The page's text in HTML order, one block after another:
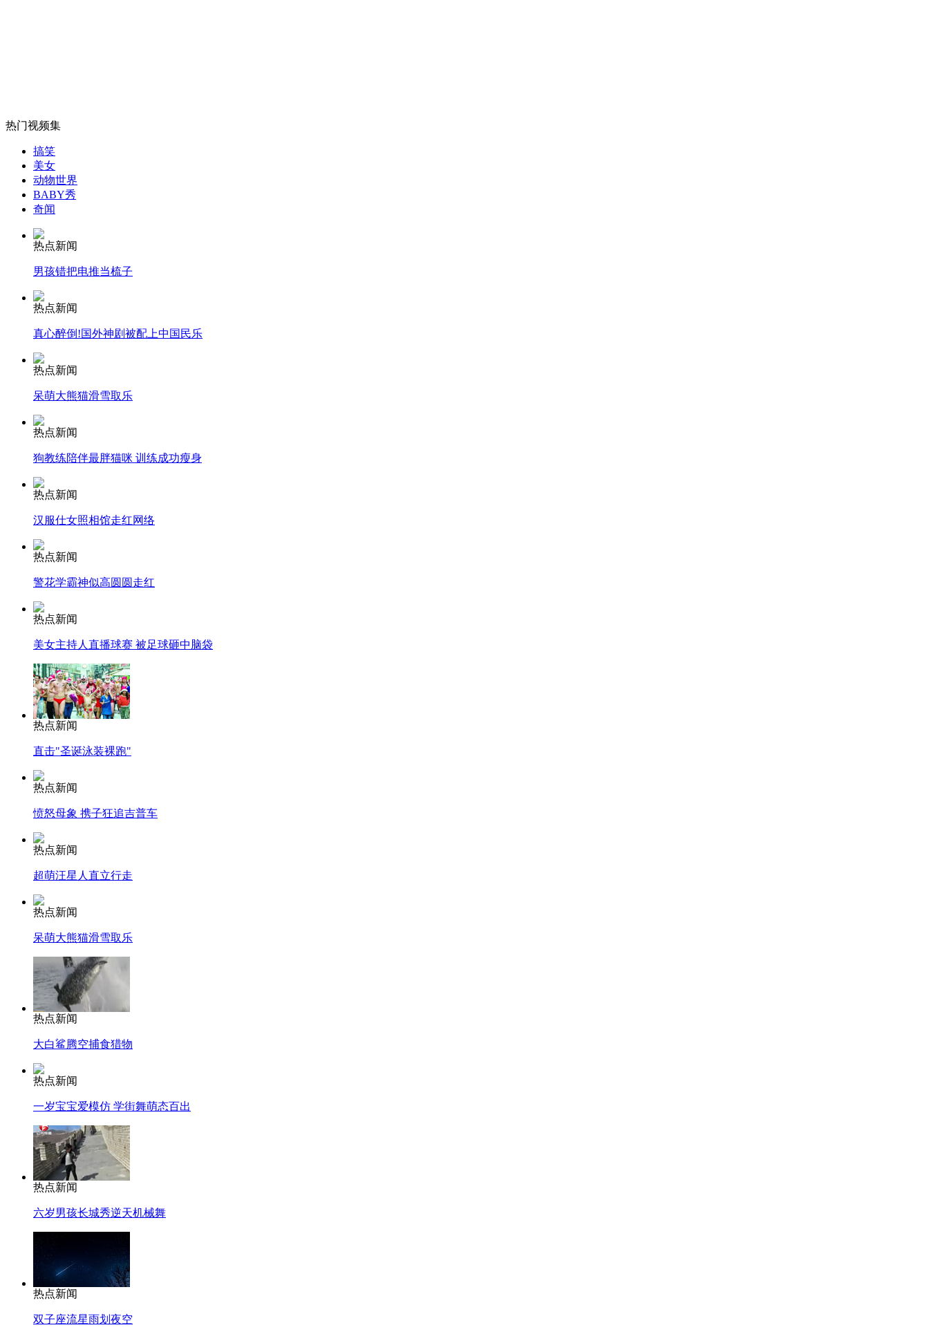
外交部：有关国家言论片面不公正
安徽一实载49人客车翻车
走！跟着总书记去植树
消防员救轻生者
纽约上演“枕头大战”
热门视频集
搞笑
美女
动物世界
BABY秀
奇闻
热点新闻
男孩错把电推当梳子
热点新闻
真心醉倒!国外神剧被配上中国民乐
热点新闻
呆萌大熊猫滑雪取乐
热点新闻
狗教练陪伴最胖猫咪 训练成功瘦身
热点新闻
汉服仕女照相馆走红网络
热点新闻
警花学霸神似高圆圆走红
热点新闻
美女主持人直播球赛 被足球砸中脑袋
热点新闻
直击"圣诞泳装裸跑"
热点新闻
愤怒母象 携子狂追吉普车
热点新闻
超萌汪星人直立行走
热点新闻
呆萌大熊猫滑雪取乐
热点新闻
大白鲨腾空捕食猎物
热点新闻
一岁宝宝爱模仿 学街舞萌态百出
热点新闻
六岁男孩长城秀逆天机械舞
热点新闻
双子座流星雨划夜空